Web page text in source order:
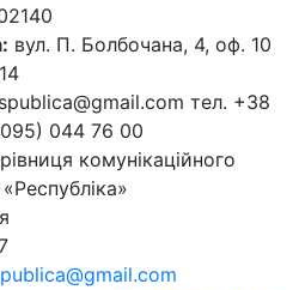
вул. П. Болбочана, 4, оф. 10
тел. +38
044 76 00
комунікаційного